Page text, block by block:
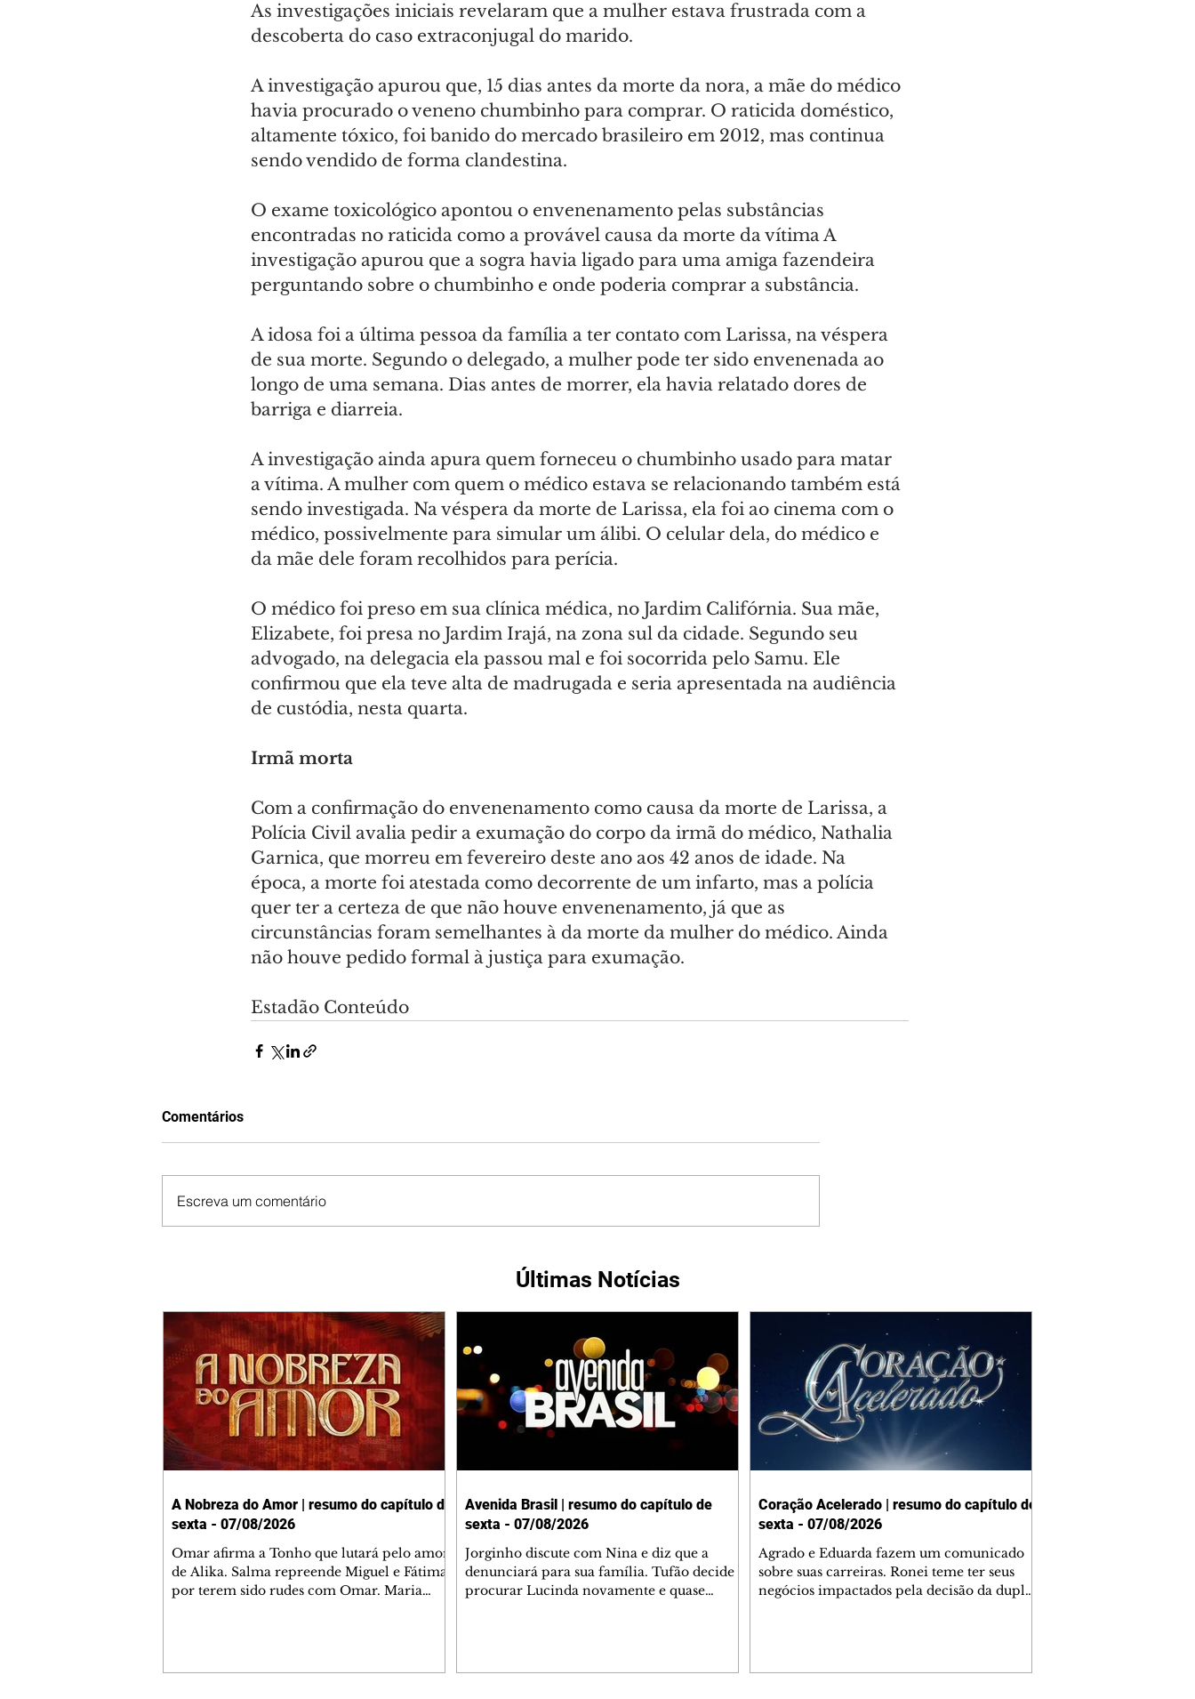
As investigações iniciais revelaram que a mulher estava frustrada com a
descoberta do caso extraconjugal do marido.
A investigação apurou que, 15 dias antes da morte da nora, a mãe do médico
havia procurado o veneno chumbinho para comprar. O raticida doméstico,
altamente tóxico, foi banido do mercado brasileiro em 2012, mas continua
sendo vendido de forma clandestina.
O exame toxicológico apontou o envenenamento pelas substâncias
encontradas no raticida como a provável causa da morte da vítima A
investigação apurou que a sogra havia ligado para uma amiga fazendeira
perguntando sobre o chumbinho e onde poderia comprar a substância.
A idosa foi a última pessoa da família a ter contato com Larissa, na véspera
de sua morte. Segundo o delegado, a mulher pode ter sido envenenada ao
longo de uma semana. Dias antes de morrer, ela havia relatado dores de
barriga e diarreia.
A investigação ainda apura quem forneceu o chumbinho usado para matar
a vítima. A mulher com quem o médico estava se relacionando também está
sendo investigada. Na véspera da morte de Larissa, ela foi ao cinema com o
médico, possivelmente para simular um álibi. O celular dela, do médico e
da mãe dele foram recolhidos para perícia.
O médico foi preso em sua clínica médica, no Jardim Califórnia. Sua mãe,
Elizabete, foi presa no Jardim Irajá, na zona sul da cidade. Segundo seu
advogado, na delegacia ela passou mal e foi socorrida pelo Samu. Ele
confirmou que ela teve alta de madrugada e seria apresentada na audiência
de custódia, nesta quarta.
Irmã morta
Com a confirmação do envenenamento como causa da morte de Larissa, a
Polícia Civil avalia pedir a exumação do corpo da irmã do médico, Nathalia
Garnica, que morreu em fevereiro deste ano aos 42 anos de idade. Na
época, a morte foi atestada como decorrente de um infarto, mas a polícia
quer ter a certeza de que não houve envenenamento, já que as
circunstâncias foram semelhantes à da morte da mulher do médico. Ainda
não houve pedido formal à justiça para exumação.
Estadão Conteúdo
Comentários
Escreva um comentário
Últimas Notícias
A Nobreza do Amor | resumo do capítulo de
sexta - 07/08/2026
Omar afirma a Tonho que lutará pelo amor
de Alika. Salma repreende Miguel e Fátima
por terem sido rudes com Omar. Maria
Avenida Brasil | resumo do capítulo de
sexta - 07/08/2026
Jorginho discute com Nina e diz que a
denunciará para sua família. Tufão decide
procurar Lucinda novamente e quase
Coração Acelerado | resumo do capítulo de
sexta - 07/08/2026
Agrado e Eduarda fazem um comunicado
sobre suas carreiras. Ronei teme ter seus
negócios impactados pela decisão da dupla.